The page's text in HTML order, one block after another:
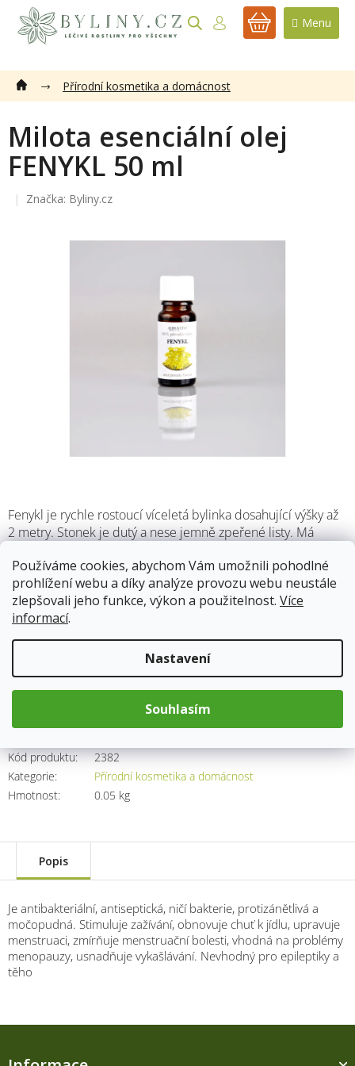
Používáme cookies, abychom Vám umožnili pohodlné
prohlížení webu a díky analýze provozu webu neustále
zlepšovali jeho funkce, výkon a použitelnost. Více
informací.
Nastavení
Souhlasím
obsah
NÁKUPNÍ
Přírodní kosmetika a domácnost
Milota esenciální olej
FENYKL 50 ml
Značka: Byliny.cz
Skladem 13.8.2026
Fenykl je rychle rostoucí víceletá bylinka dosahující výšky až
2 metry. Stonek je dutý a nese jemně zpeřené listy. Má
Hroznovité květenství má sytě žluté.
Kód produktu:
2382
Kategorie:
Přírodní kosmetika a domácnost
Hmotnost: 0.05 kg
269 Kč
Měrná
cena:
Přidat do košíku
Popis
Je antibakteriální, antiseptická, ničí bakterie, protizánětlivá a
močopudná. Stimuluje zažívání, obnovuje chuť k jídlu, upravuje
menstruaci, zmírňuje menstruační bolesti, vhodná na problémy
menopauzy, usnadňuje vykašlávání. Nevhodný pro epileptiky a
těho